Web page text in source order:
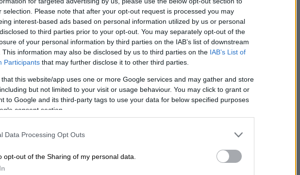
selection. Please note that after your opt-out request is processed you may
interest-based ads based on personal information utilized by us or personal
to third parties prior to your opt-out. You may separately opt-out of the
of your personal information by third parties on the IAB’s list of downstream
This information may also be disclosed by us to third parties on the IAB’s List of
Participants that may further disclose it to other third parties.
that this website/app uses one or more Google services and may gather and store
but not limited to your visit or usage behaviour. You may click to grant or
to Google and its third-party tags to use your data for below specified purposes
consent section.
Data Processing Opt Outs
opt-out of the Sharing of my personal data.
κήρυξε το σωματείο
μεταξύ άλλων την ιδιωτική ασφάλιση